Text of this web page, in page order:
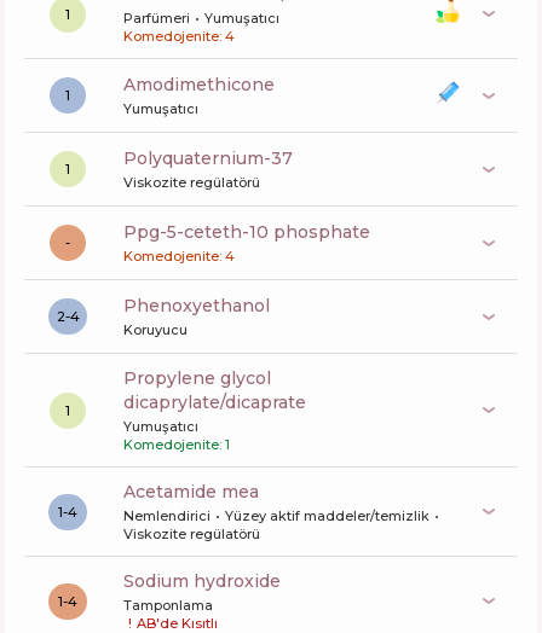
1 Parfümeri
Yumuşatıcı
Komedojenite: 4
1 amodimethicone
Yumuşatıcı
1 polyquaternium-37
Viskozite regülatörü
- ppg-5-ceteth-10 phosphate
Komedojenite: 4
2-4 phenoxyethanol
Koruyucu
1
propylene glycol
dicaprylate/dicaprate
Yumuşatıcı
Komedojenite: 1
1-4
acetamide mea
Nemlendirici
Yüzey aktif maddeler/temizlik
Viskozite regülatörü
1-4
sodium hydroxide
Tamponlama
! AB'de Kısıtlı